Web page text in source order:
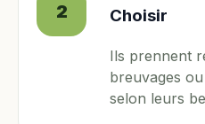
2 Choisir
Ils prennent
breuvages
selon leurs